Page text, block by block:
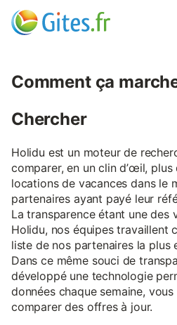
Comment ça
Chercher
Holidu est un moteur de
comparer, en un clin d’œil, plus
locations de vacances dans le
partenaires ayant payé leur
La transparence étant une des
Holidu, nos équipes travaillent
liste de nos partenaires la plus
Dans ce même souci de
développé une technologie
données chaque semaine,
comparer des offres à jour.